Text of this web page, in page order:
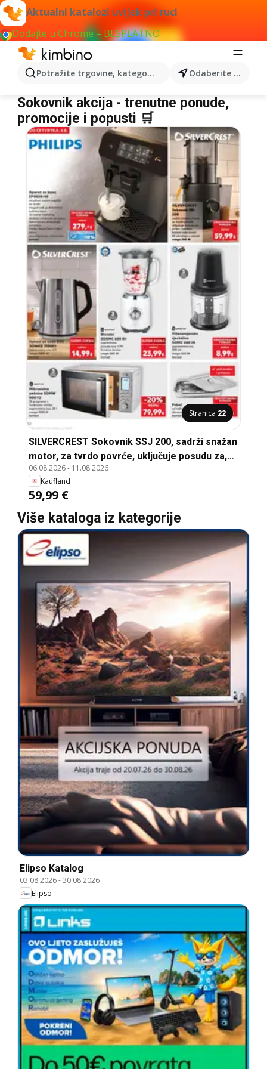
Aktualni katalozi uvijek pri ruci
Dodajte u Chrome – BESPLATNO
Potražite trgovine, kategorije, proizvode... Odaberite grad
Sokovnik
Sokovnik akcija - trenutne ponude,
promocije i popusti 🛒
Stranica 22
SILVERCREST Sokovnik SSJ 200, sadrži snažan
motor, za tvrdo povrće, uključuje posudu za,
pulpu i kominu, 2 brzine rada iznosi, 60
okretaja u minuti, snaga 200 W
06.08.2026- 11.08.2026
Kaufland
59,99 €
Više kataloga iz kategorije
Elipso Katalog
03.08.2026-30.08.2026
Elipso